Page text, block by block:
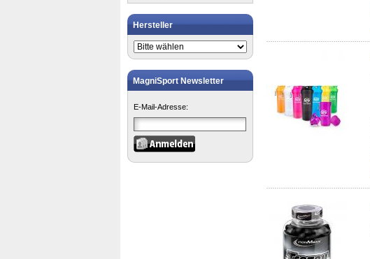
Hersteller
MagniSport Newsletter
E-Mail-Adresse: